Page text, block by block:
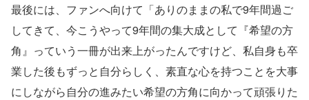
最後には、ファンへ向けて「ありのままの私で9年間過ご
してきて、今こうやって9年間の集大成として『希望の方
角』っていう一冊が出来上がったんですけど、私自身も卒
業した後もずっと自分らしく、素直な心を持つことを大事
にしながら自分の進みたい希望の方角に向かって頑張りた